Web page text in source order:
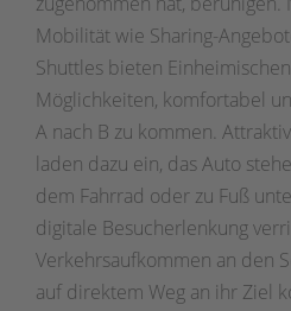
Mobilität wie Sharing-
Shuttles bieten
Möglichkeiten, komfortabel
A nach B zu kommen.
laden dazu ein, das Auto
dem Fahrrad oder zu Fuß
digitale Besucherlenkung
Verkehrsaufkommen an den
auf direktem Weg an ihr Ziel